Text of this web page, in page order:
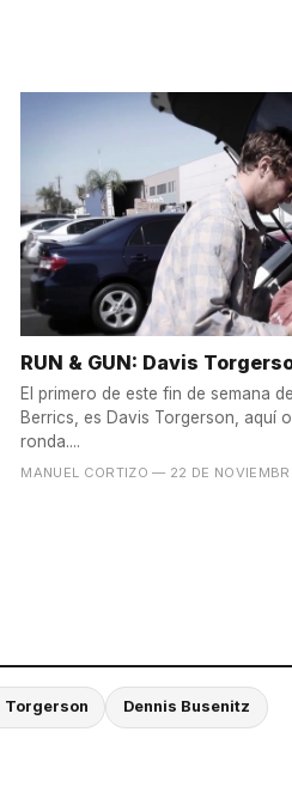
RUN & GUN: Davis
El primero de este fin de semana
Berrics, es Davis Torgerson, aquí
ronda....
MANUEL CORTIZO — 22 DE
Torgerson Dennis Busenitz